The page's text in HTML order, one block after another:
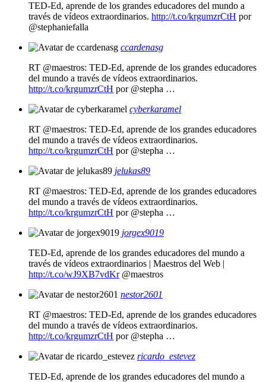
TED-Ed, aprende de los grandes educadores del mundo a
través de vídeos extraordinarios. http://t.co/krgumzrCtH por
@stephaniefalla
ccardenasg
RT @maestros: TED-Ed, aprende de los grandes educadores
del mundo a través de vídeos extraordinarios.
http://t.co/krgumzrCtH por @stepha …
cyberkaramel
RT @maestros: TED-Ed, aprende de los grandes educadores
del mundo a través de vídeos extraordinarios.
http://t.co/krgumzrCtH por @stepha …
jelukas89
RT @maestros: TED-Ed, aprende de los grandes educadores
del mundo a través de vídeos extraordinarios.
http://t.co/krgumzrCtH por @stepha …
jorgex9019
TED-Ed, aprende de los grandes educadores del mundo a
través de vídeos extraordinarios | Maestros del Web |
http://t.co/wJ9XB7vdKr@maestros
nestor2601
RT @maestros: TED-Ed, aprende de los grandes educadores
del mundo a través de vídeos extraordinarios.
http://t.co/krgumzrCtH por @stepha …
ricardo_estevez
TED-Ed, aprende de los grandes educadores del mundo a